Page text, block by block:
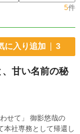
5件
に入り追加 3
甘い名前の秘
影悠哉の
本社専務として帰還し